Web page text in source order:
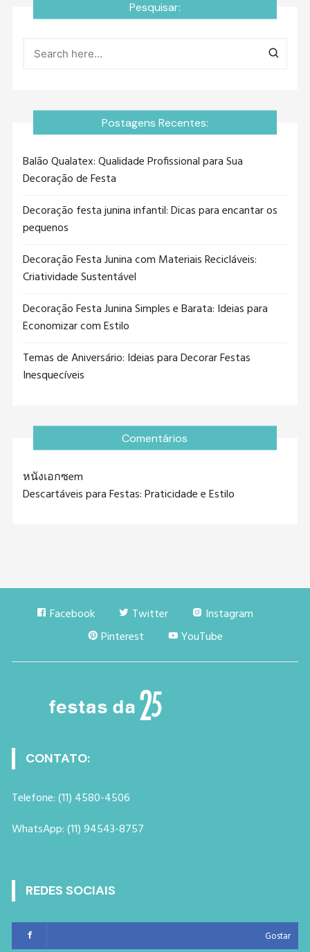
Pesquisar:
Postagens Recentes:
Balão Qualatex: Qualidade Profissional para Sua
Decoração de Festa
Decoração festa junina infantil: Dicas para encantar os
pequenos
Decoração Festa Junina com Materiais Recicláveis:
Criatividade Sustentável
Decoração Festa Junina Simples e Barata: Ideias para
Economizar com Estilo
Temas de Aniversário: Ideias para Decorar Festas
Inesquecíveis
Comentários
หนังเอกซem
Descartáveis para Festas: Praticidade e Estilo
Facebook Twitter
Instagram
Pinterest
YouTube
CONTATO:
Telefone: (11) 4580-4506
WhatsApp: (11) 94543-8757
REDES SOCIAIS
Gostar